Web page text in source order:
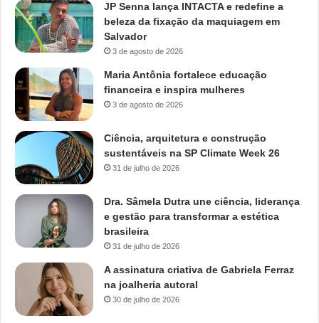
JP Senna lança INTACTA e redefine a
beleza da fixação da maquiagem em
Salvador
3 de agosto de 2026
Maria Antônia fortalece educação
financeira e inspira mulheres
3 de agosto de 2026
Ciência, arquitetura e construção
sustentáveis na SP Climate Week 26
31 de julho de 2026
Dra. Sâmela Dutra une ciência, liderança
e gestão para transformar a estética
brasileira
31 de julho de 2026
A assinatura criativa de Gabriela Ferraz
na joalheria autoral
30 de julho de 2026